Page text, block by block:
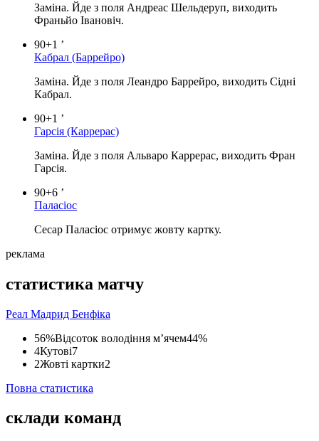
Заміна. Йде з поля Андреас Шельдеруп, виходить
Франьйо Івановіч.
90+1 ’
Кабрал (Баррейро)
Заміна. Йде з поля Леандро Баррейро, виходить Сідні
Кабрал.
90+1 ’
Гарсія (Каррерас)
Заміна. Йде з поля Альваро Каррерас, виходить Фран
Гарсія.
90+6 ’
Паласіос
Сесар Паласіос отримує жовту картку.
реклама
статистика матчу
Реал Мадрид Бенфіка
56%Відсоток володіння м’ячем44%
4Кутові7
2Жовті картки2
Повна статистика
склади команд